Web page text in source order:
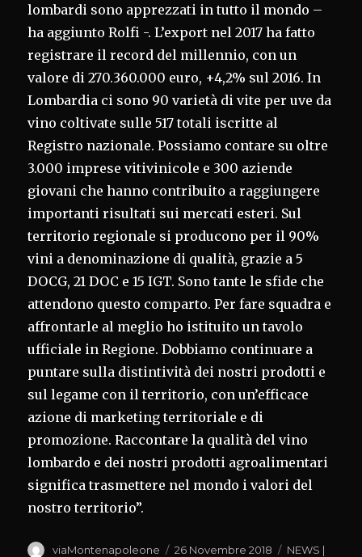
lombardi sono apprezzati in tutto il mondo –
ha aggiunto Rolfi -. L’export nel 2017 ha fatto
registrare il record del millennio, con un
valore di 270.360.000 euro, +4,2% sul 2016. In
Lombardia ci sono 90 varietà di vite per uve da
vino coltivate sulle 517 totali iscritte al
Registro nazionale. Possiamo contare su oltre
3.000 imprese vitivinicole e 300 aziende
giovani che hanno contribuito a raggiungere
importanti risultati sui mercati esteri. Sul
territorio regionale si producono per il 90%
vini a denominazione di qualità, grazie a 5
DOCG, 21 DOC e 15 IGT. Sono tante le sfide che
attendono questo comparto. Per fare squadra e
affrontarle al meglio ho istituito un tavolo
ufficiale in Regione. Dobbiamo continuare a
puntare sulla distintività dei nostri prodotti e
sul legame con il territorio, con un’efficace
azione di marketing territoriale e di
promozione. Raccontare la qualità del vino
lombardo e dei nostri prodotti agroalimentari
significa trasmettere nel mondo i valori del
nostro territorio”.
Autore
viaMontenapoleone
Pubblicato
26 Novembre 2018 Categorie
NEWS |